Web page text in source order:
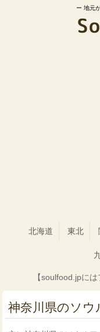
地元
北海道 東北
【soulfood.jpに
神奈川県のソウ